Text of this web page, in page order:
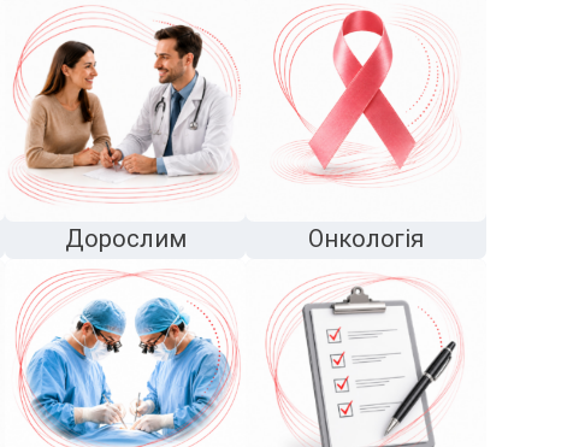
Дорослим Онкологія